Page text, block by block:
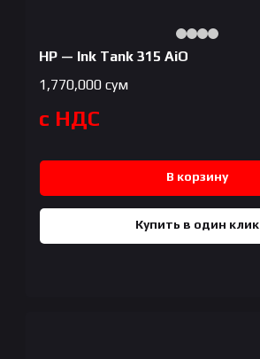
HP — Ink Tank 315 AiO
1,770,000 сум
с НДС
В корзину
Купить в один клик